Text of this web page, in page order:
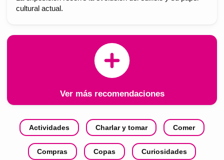
cultural actual.
Ver más recomendaciones
Actividades Charlar y tomar Comer
Compras Copas Curiosidades